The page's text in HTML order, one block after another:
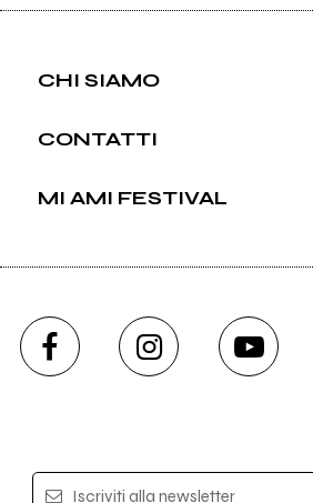
CHI SIAMO
CONTATTI
MI AMI FESTIVAL
Iscriviti alla newsletter